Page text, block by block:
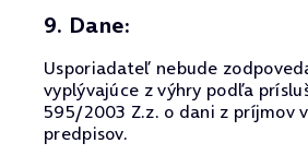
9. Dane:
Usporiadateľ nebude
vyplývajúce z výhry podľa
595/2003 Z.z. o dani z príjmov
predpisov.